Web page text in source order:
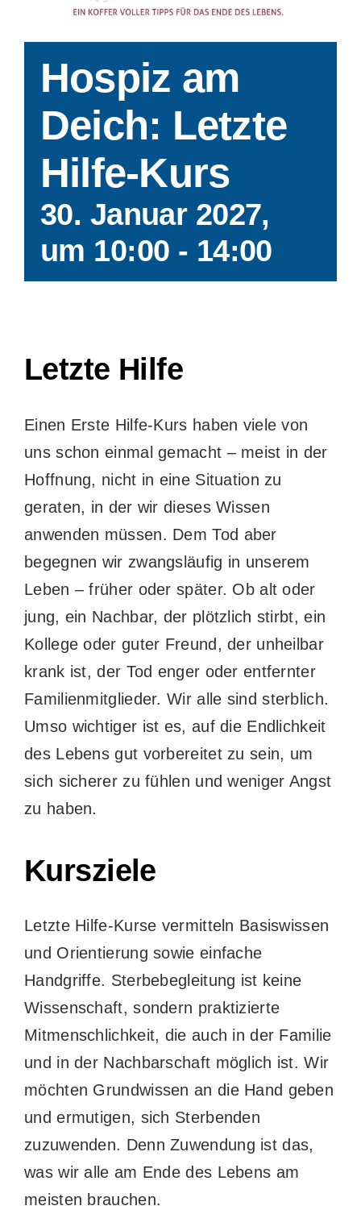
Datenschutzerklärung
Hospiz am
Deich: Letzte
Hilfe-Kurs
30. Januar 2027,
um 10:00 - 14:00
Letzte Hilfe
Einen Erste Hilfe-Kurs haben viele von
uns schon einmal gemacht – meist in der
Hoffnung, nicht in eine Situation zu
geraten, in der wir dieses Wissen
anwenden müssen. Dem Tod aber
begegnen wir zwangsläufig in unserem
Leben – früher oder später. Ob alt oder
jung, ein Nachbar, der plötzlich stirbt, ein
Kollege oder guter Freund, der unheilbar
krank ist, der Tod enger oder entfernter
Familienmitglieder. Wir alle sind sterblich.
Umso wichtiger ist es, auf die Endlichkeit
des Lebens gut vorbereitet zu sein, um
sich sicherer zu fühlen und weniger Angst
zu haben.
Kursziele
Letzte Hilfe-Kurse vermitteln Basiswissen
und Orientierung sowie einfache
Handgriffe. Sterbebegleitung ist keine
Wissenschaft, sondern praktizierte
Mitmenschlichkeit, die auch in der Familie
und in der Nachbarschaft möglich ist. Wir
möchten Grundwissen an die Hand geben
und ermutigen, sich Sterbenden
zuzuwenden. Denn Zuwendung ist das,
was wir alle am Ende des Lebens am
meisten brauchen.